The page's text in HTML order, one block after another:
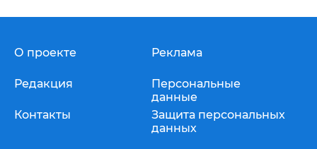
О проекте
Редакция
Контакты
Реклама
Персональные
данные
Защита персональных
данных